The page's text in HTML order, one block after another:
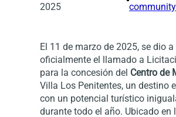
2025
community
El 11 de marzo de 2025, se dio
oficialmente el llamado a
para la concesión del Centro de
Villa Los Penitentes, un destino
con un potencial turístico
durante todo el año. Ubicado en